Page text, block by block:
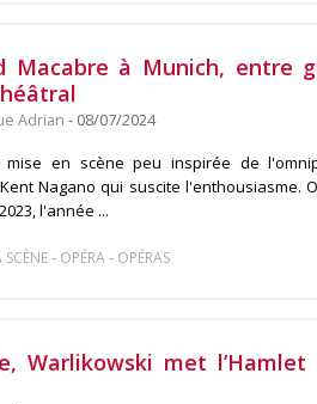
Macabre à Munich, entre
Adrian - 08/07/2024
en scène peu inspirée de
Nagano qui suscite l'enthousiasme.
l'année ...
SCÈNE- OPÉRA- OPÉRAS
Warlikowski met